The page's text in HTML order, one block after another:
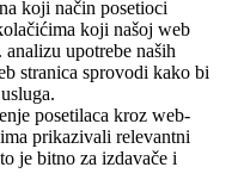
koji način posetioci
koji našoj web
upotrebe naših
stranica sprovodi kako bi
posetilaca kroz web-
prikazivali relevantni
je bitno za izdavače i